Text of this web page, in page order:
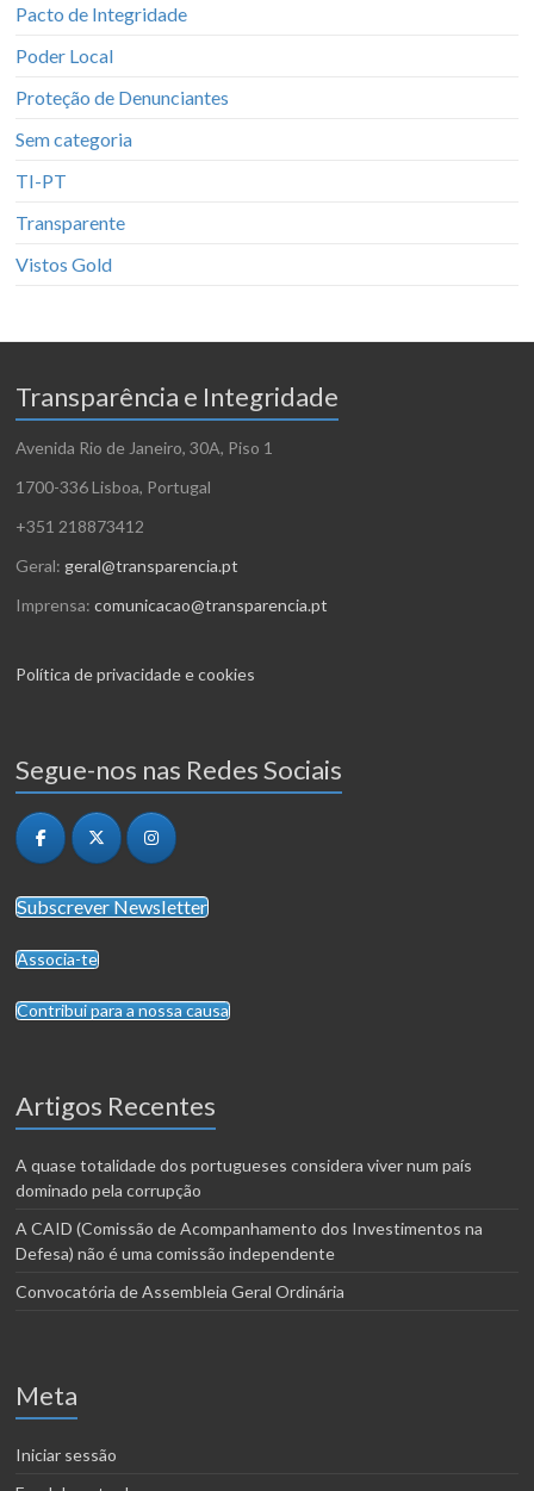
Pacto de Integridade
Poder Local
Proteção de Denunciantes
Sem categoria
TI-PT
Transparente
Vistos Gold
Transparência e Integridade
Avenida Rio de Janeiro, 30A, Piso 1
1700-336 Lisboa, Portugal
+351 218873412
Geral: geral@transparencia.pt
Imprensa:comunicacao@transparencia.pt
Política de privacidade e cookies
Segue-nos nas Redes Sociais
Subscrever Newsletter
Associa-te
Contribui para a nossa causa
Artigos Recentes
A quase totalidade dos portugueses considera viver num país
dominado pela corrupção
A CAID (Comissão de Acompanhamento dos Investimentos na
Defesa) não é uma comissão independente
Convocatória de Assembleia Geral Ordinária
Meta
Iniciar sessão